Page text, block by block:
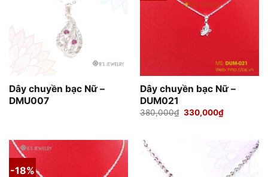
Dây chuyền bạc Nữ –
DMU007
Dây chuyền bạc Nữ –
DUM021
380,000₫ Giá
330,000₫Giá
hiện
330,000₫.
-18%